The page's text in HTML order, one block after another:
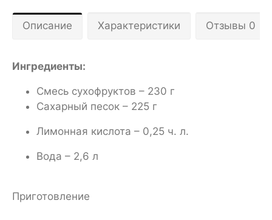
Описание Характеристики Отзывы 0
Ингредиенты:
Смесь сухофруктов – 230 г
Сахарный песок – 225 г
Лимонная кислота – 0,25 ч. л.
Вода – 2,6 л
Приготовление